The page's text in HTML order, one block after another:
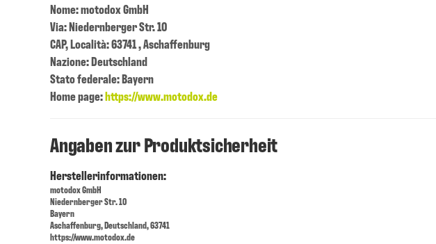
Nome: motodox GmbH
Via: Niedernberger Str. 10
CAP, Località: 63741 , Aschaffenburg
Nazione: Deutschland
Stato federale: Bayern
Home page:https://www.motodox.de
Angaben zur Produktsicherheit
Herstellerinformationen:
motodox GmbH
Niedernberger Str. 10
Bayern
Aschaffenburg, Deutschland, 63741
https://www.motodox.de